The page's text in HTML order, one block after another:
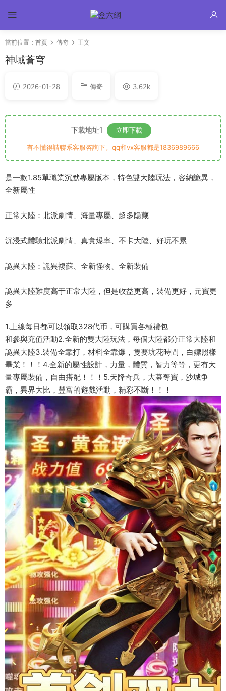
當前位置： 首頁 傳奇 正文
神域蒼穹
2026-01-28 傳奇 3.62k
下載地址1 立即下載
有不懂得請聯系客服咨詢下。qq和vx客服都是1836989666
是一款1.85單職業沉默專屬版本，特色雙大陸玩法，容納詭異，
全新屬性
正常大陸：北派劇情、海量專屬、超多隐藏
沉浸式體驗北派劇情、真實爆率、不卡大陸、好玩不累
詭異大陸：詭異複蘇、全新怪物、全新裝備
詭異大陸難度高于正常大陸，但是收益更高，裝備更好，元寶更
多
1.上線每日都可以領取328代币，可購買各種禮包
和參與充值活動2.全新的雙大陸玩法，每個大陸都分正常大陸和
詭異大陸3.裝備全靠打，材料全靠爆，隻要坑花時間，白嫖照樣
畢業！！！4.全新的屬性設計，力量，體質，智力等等，更有大
量專屬裝備，自由搭配！！！5.天降奇兵，大幕奪寶，沙城争
霸，異界大比，豐富的遊戲活動，精彩不斷！！！